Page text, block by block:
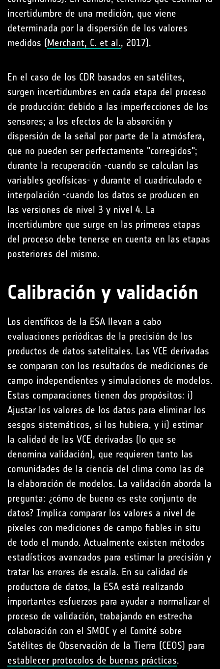
incertidumbre de una medición, que viene
determinada por la dispersión de los valores
medidos (Merchant, C. et al., 2017).
En el caso de los CDR basados en satélites,
surgen incertidumbres en cada etapa del proceso
de producción: debido a las imperfecciones de los
sensores; a los efectos de la absorción y
dispersión de la señal por parte de la atmósfera,
que no pueden ser perfectamente "corregidos";
durante la recuperación -cuando se calculan las
variables geofísicas- y durante el cuadriculado e
interpolación -cuando los datos se producen en
las versiones de nivel 3 y nivel 4. La
incertidumbre que surge en las primeras etapas
del proceso debe tenerse en cuenta en las etapas
posteriores del mismo.
Calibración y validación
Los científicos de la ESA llevan a cabo
evaluaciones periódicas de la precisión de los
productos de datos satelitales. Las VCE derivadas
se comparan con los resultados de mediciones de
campo independientes y simulaciones de modelos.
Estas comparaciones tienen dos propósitos: i)
Ajustar los valores de los datos para eliminar los
sesgos sistemáticos, si los hubiera, y ii) estimar
la calidad de las VCE derivadas (lo que se
denomina validación), que requieren tanto las
comunidades de la ciencia del clima como las de
la elaboración de modelos. La validación aborda la
pregunta: ¿cómo de bueno es este conjunto de
datos? Implica comparar los valores a nivel de
píxeles con mediciones de campo fiables in situ
de todo el mundo. Actualmente existen métodos
estadísticos avanzados para estimar la precisión y
tratar los errores de escala. En su calidad de
productora de datos, la ESA está realizando
importantes esfuerzos para ayudar a normalizar el
proceso de validación, trabajando en estrecha
colaboración con el SMOC y el Comité sobre
Satélites de Observación de la Tierra (CEOS) para
establecer protocolos de buenas prácticas.